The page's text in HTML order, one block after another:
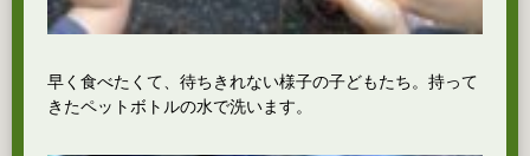
早く食べたくて、待ちきれない様子の子どもたち。持って
きたペットボトルの水で洗います。